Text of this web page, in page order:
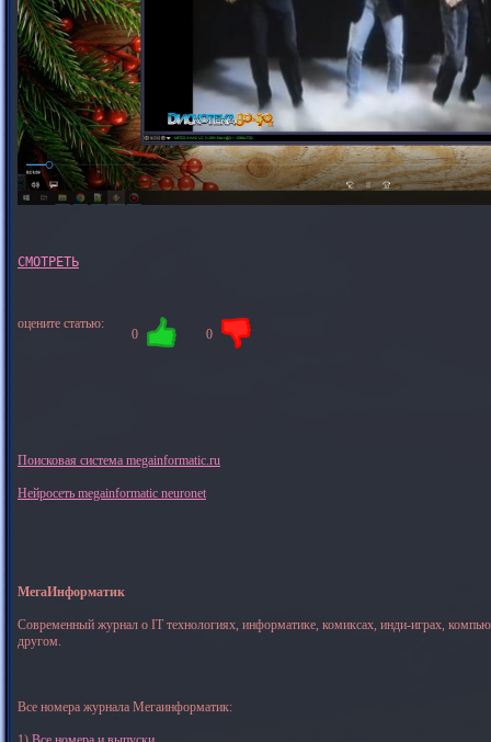
оцените статью:
0 0
Поисковая система megainformatic.ru
Нейросеть megainformatic neuronet
МегаИнформатик
Современный журнал о IT технологиях, информатике, комиксах, инди-играх,
другом.
Все номера журнала Мегаинформатик: